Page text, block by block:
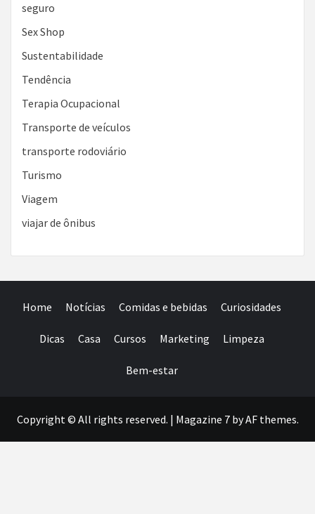
seguro
Sex Shop
Sustentabilidade
Tendência
Terapia Ocupacional
Transporte de veículos
transporte rodoviário
Turismo
Viagem
viajar de ônibus
Home Notícias Comidas e bebidas Curiosidades
Dicas Casa Cursos Marketing Limpeza
Bem-estar
Copyright © All rights reserved. | Magazine 7by AF themes.